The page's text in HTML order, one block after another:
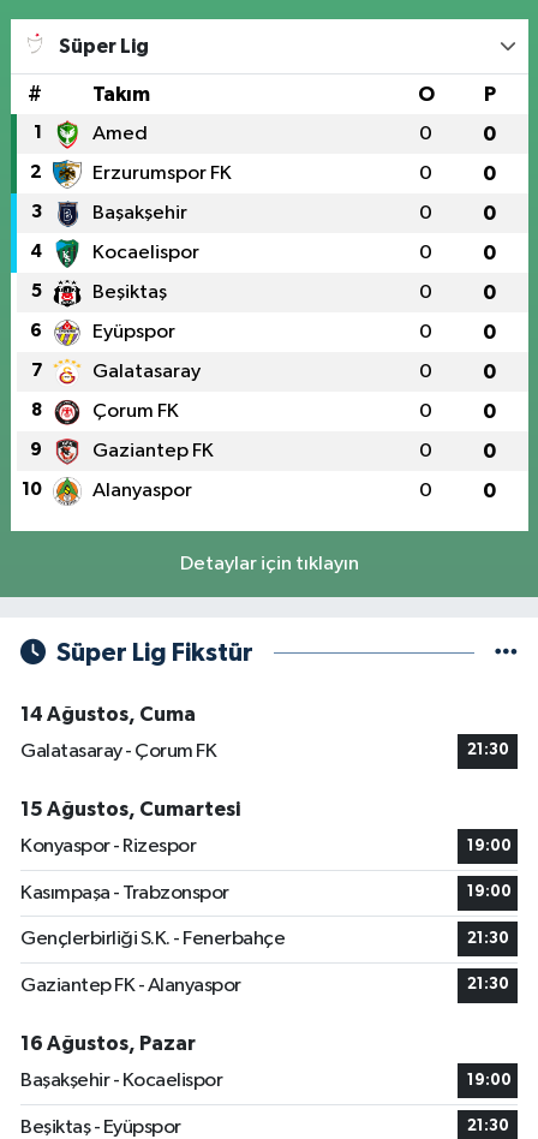
Süper Lig
# Takım O P
1 Amed 0 0
2 Erzurumspor FK 0 0
3 Başakşehir 0 0
4 Kocaelispor 0 0
5 Beşiktaş 0 0
6 Eyüpspor 0 0
7 Galatasaray 0 0
8 Çorum FK 0 0
9 Gaziantep FK 0 0
10 Alanyaspor 0 0
Detaylar için tıklayın
Süper Lig Fikstür
14 Ağustos, Cuma
Galatasaray - Çorum FK
21:30
15 Ağustos, Cumartesi
Konyaspor - Rizespor
19:00
Kasımpaşa - Trabzonspor 19:00
Gençlerbirliği S.K. - Fenerbahçe 21:30
Gaziantep FK - Alanyaspor 21:30
16 Ağustos, Pazar
Başakşehir - Kocaelispor
19:00
Beşiktaş - Eyüpspor 21:30